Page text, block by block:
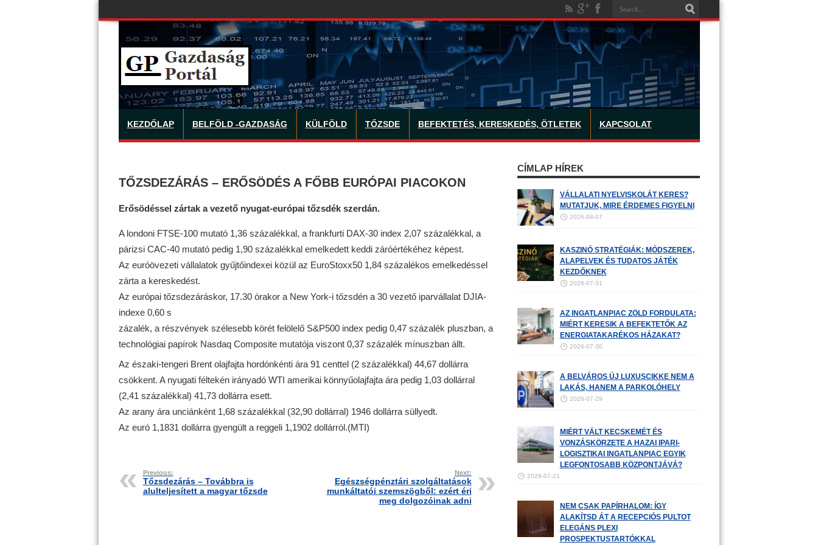
KEZDŐLAP BELFÖLD -GAZDASÁG KÜLFÖLD TŐZSDE BEFEKTETÉS, KERESKEDÉS, ÖTLETEK KAPCSOLAT
TŐZSDEZÁRÁS – ERŐSÖDÉS A FŐBB EURÓPAI PIACOKON
Erősödéssel zártak a vezető nyugat-európai tőzsdék szerdán.
A londoni FTSE-100 mutató 1,36 százalékkal, a frankfurti DAX-30 index 2,07 százalékkal, a
párizsi CAC-40 mutató pedig 1,90 százalékkal emelkedett keddi záróértékéhez képest.
Az euróövezeti vállalatok gyűjtőindexei közül az EuroStoxx50 1,84 százalékos emelkedéssel
zárta a kereskedést.
Az európai tőzsdezáráskor, 17.30 órakor a New York-i tőzsdén a 30 vezető iparvállalat DJIA-
indexe 0,60 s
zázalék, a részvények szélesebb körét felölelő S&P500 index pedig 0,47 százalék pluszban, a
technológiai papírok Nasdaq Composite mutatója viszont 0,37 százalék mínuszban állt.
Az északi-tengeri Brent olajfajta hordónkénti ára 91 centtel (2 százalékkal) 44,67 dollárra
csökkent. A nyugati féltekén irányadó WTI amerikai könnyűolajfajta ára pedig 1,03 dollárral
(2,41 százalékkal) 41,73 dollárra esett.
Az arany ára unciánként 1,68 százalékkal (32,90 dollárral) 1946 dollárra süllyedt.
Az euró 1,1831 dollárra gyengült a reggeli 1,1902 dollárról.(MTI)
Previous:
Tőzsdezárás – Továbbra is
alulteljesített a magyar tőzsde
Next:
Egészségpénztári szolgáltatások
munkáltatói szemszögből: ezért éri
meg dolgozóinak adni
CÍMLAP HÍREK
VÁLLALATI NYELVISKOLÁT KERES?
MUTATJUK, MIRE ÉRDEMES FIGYELNI
2026-08-07
KASZINÓ STRATÉGIÁK: MÓDSZEREK,
ALAPELVEK ÉS TUDATOS JÁTÉK
KEZDŐKNEK
2026-07-31
AZ INGATLANPIAC ZÖLD FORDULATA:
MIÉRT KERESIK A BEFEKTETŐK AZ
ENERGIATAKARÉKOS HÁZAKAT?
2026-07-30
A BELVÁROS ÚJ LUXUSCIKKE NEM A
LAKÁS, HANEM A PARKOLÓHELY
2026-07-29
MIÉRT VÁLT KECSKEMÉT ÉS
VONZÁSKÖRZETE A HAZAI IPARI-
LOGISZTIKAI INGATLANPIAC EGYIK
LEGFONTOSABB KÖZPONTJÁVÁ?
2026-07-21
NEM CSAK PAPÍRHALOM: ÍGY
ALAKÍTSD ÁT A RECEPCIÓS PULTOT
ELEGÁNS PLEXI
PROSPEKTUSTARTÓKKAL